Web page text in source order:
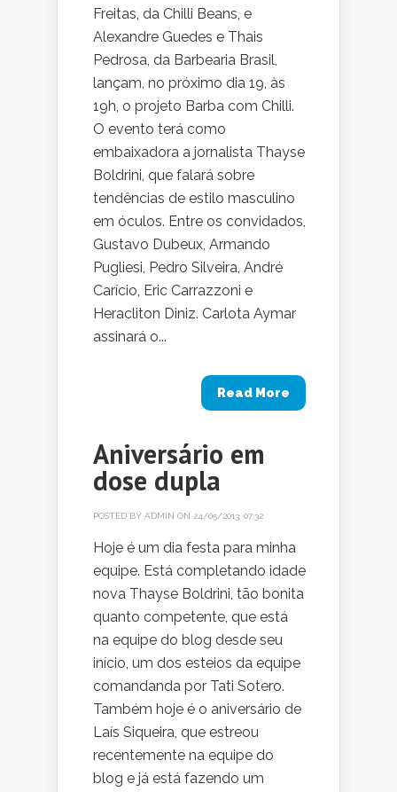
Freitas, da Chilli Beans, e
Alexandre Guedes e Thais
Pedrosa, da Barbearia Brasil,
lançam, no próximo dia 19, às
19h, o projeto Barba com Chilli.
O evento terá como
embaixadora a jornalista Thayse
Boldrini, que falará sobre
tendências de estilo masculino
em óculos. Entre os convidados,
Gustavo Dubeux, Armando
Pugliesi, Pedro Silveira, André
Carício, Eric Carrazzoni e
Heracliton Diniz. Carlota Aymar
assinará o...
Read More
Aniversário em
dose dupla
POSTED BY ADMIN ON 24/05/2013, 07:32
Hoje é um dia festa para minha
equipe. Está completando idade
nova Thayse Boldrini, tão bonita
quanto competente, que está
na equipe do blog desde seu
início, um dos esteios da equipe
comandanda por Tati Sotero.
Também hoje é o aniversário de
Laís Siqueira, que estreou
recentemente na equipe do
blog e já está fazendo um